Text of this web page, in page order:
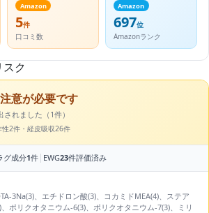
Amazon
5件
口コミ数
Amazon
697位
Amazonランク
ク
意が必要です
れました（1件）
性2件・経皮吸収26件
グ成分1件 | EWG23件評価済み
3Na(3)、エチドロン酸(3)、コカミドMEA(4)、ステア
、ポリクオタニウム-6(3)、ポリクオタニウム-7(3)、ミリ